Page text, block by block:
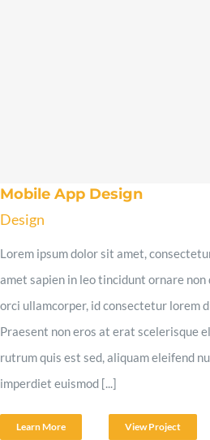
Mobile App Design
Design
Lorem ipsum dolor sit amet,
amet sapien in leo tincidunt ornare non
orci ullamcorper, id consectetur lorem
Praesent non eros at erat scelerisque
rutrum quis est sed, aliquam eleifend
imperdiet euismod [...]
Learn More View Project